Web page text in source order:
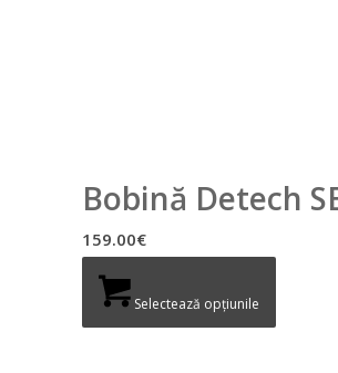
Bobină Detech
159.00€
Selectează opțiunile